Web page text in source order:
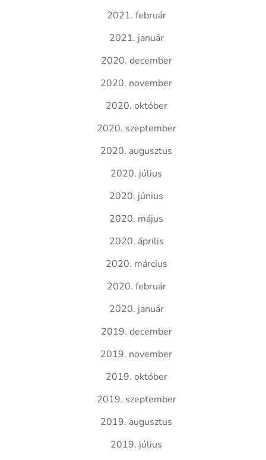
2021. február
2021. január
2020. december
2020. november
2020. október
2020. szeptember
2020. augusztus
2020. július
2020. június
2020. május
2020. április
2020. március
2020. február
2020. január
2019. december
2019. november
2019. október
2019. szeptember
2019. augusztus
2019. július